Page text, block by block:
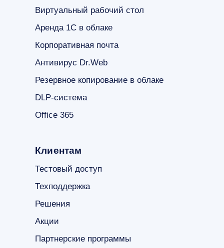
Виртуальный рабочий стол
Аренда 1С в облаке
Корпоративная почта
Антивирус Dr.Web
Резервное копирование в облаке
DLP-система
Office 365
Клиентам
Тестовый доступ
Техподдержка
Решения
Акции
Партнерские программы